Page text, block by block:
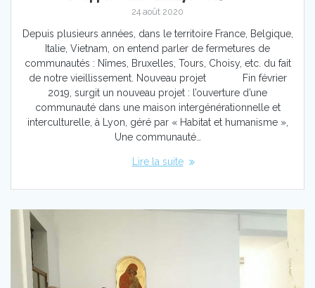
24 août 2020
Depuis plusieurs années, dans le territoire France, Belgique,
Italie, Vietnam, on entend parler de fermetures de
communautés : Nîmes, Bruxelles, Tours, Choisy, etc. du fait
de notre vieillissement. Nouveau projet Fin février
2019, surgit un nouveau projet : l’ouverture d’une
communauté dans une maison intergénérationnelle et
interculturelle, à Lyon, géré par « Habitat et humanisme »,
Une communauté…
Lire la suite